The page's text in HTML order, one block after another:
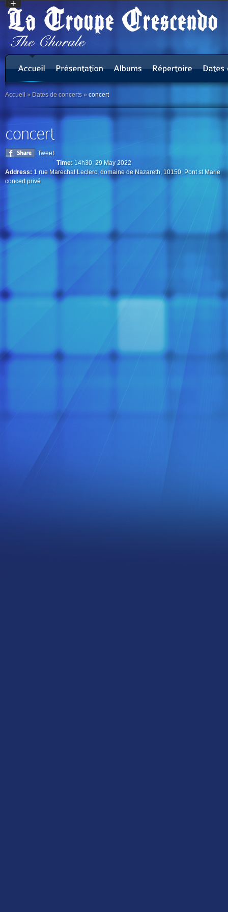
Accueil » Dates de concerts »concert
Tweet
Time:14h30, 29 May 2022
Address:1 rue Marechal Leclerc, domaine de Nazareth, 10150, Pont st Marie
concert privé
+